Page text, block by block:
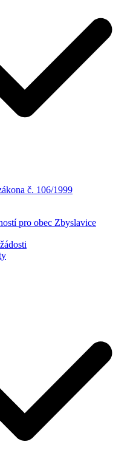
č. 106/1999
pro obec Zbyslavice